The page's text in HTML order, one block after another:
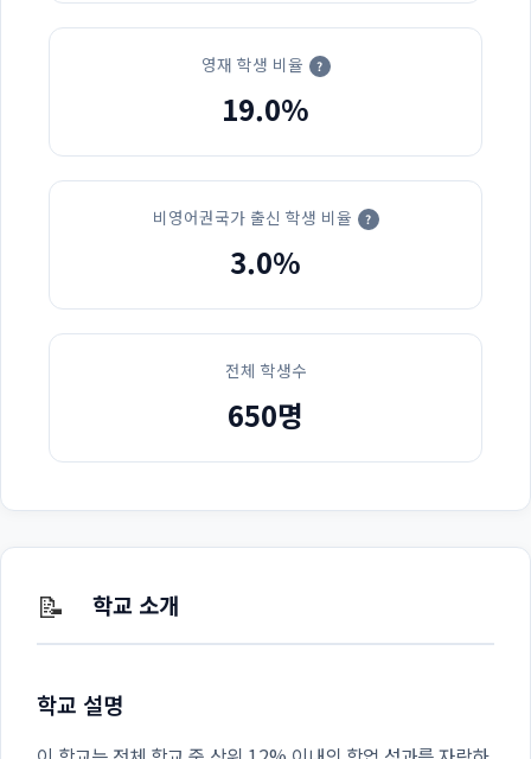
영재 학생 비율 ?
19.0%
비영어권국가 출신 학생 비율 ?
3.0%
전체 학생수
650명
📝 학교 소개
학교 설명